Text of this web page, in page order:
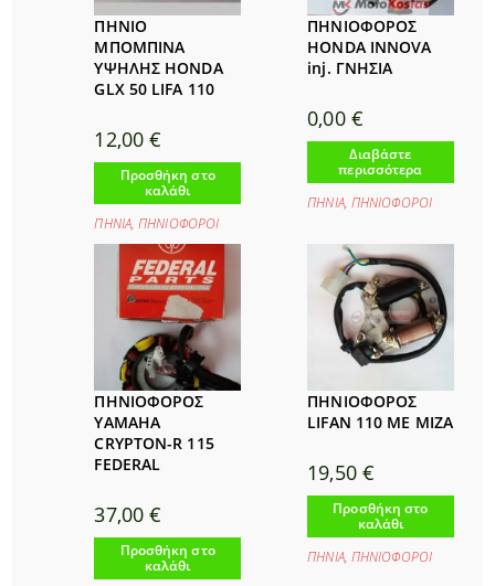
ΠΗΝΙΟ
ΜΠΟΜΠΙΝΑ
ΥΨΗΛΗΣ HONDA
GLX 50 LIFA 110
12,00€
Προσθήκη στο
καλάθι
ΠΗΝΙΑ,ΠΗΝΙΟΦΟΡΟΙ
ΠΗΝΙΟΦΟΡΟΣ
HONDA INNOVA
inj. ΓΝΗΣΙΑ
0,00 €
Διαβάστε
περισσότερα
ΠΗΝΙΑ, ΠΗΝΙΟΦΟΡΟΙ
ΠΗΝΙΟΦΟΡΟΣ
YAMAHA
CRYPTON-R 115
FEDERAL
37,00€
Προσθήκη στο
καλάθι
ΠΗΝΙΟΦΟΡΟΣ
LIFAN 110 ΜΕ ΜΙΖΑ
19,50 €
Προσθήκη στο
καλάθι
ΠΗΝΙΑ, ΠΗΝΙΟΦΟΡΟΙ